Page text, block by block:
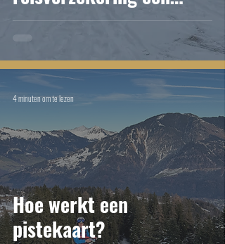
must (voor ons) is!
Hoe werkt een
pistekaart?
4 minuten om te lezen